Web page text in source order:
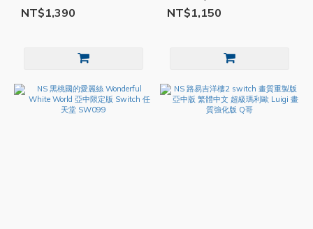
卡比之星 NS星之卡比 多人
NT$1,390
附腿綁帶 NS運動 Q哥
SW099
NT$1,150